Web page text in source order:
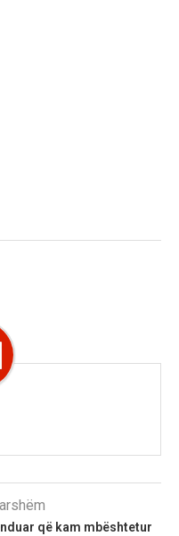
që kam mbështetur